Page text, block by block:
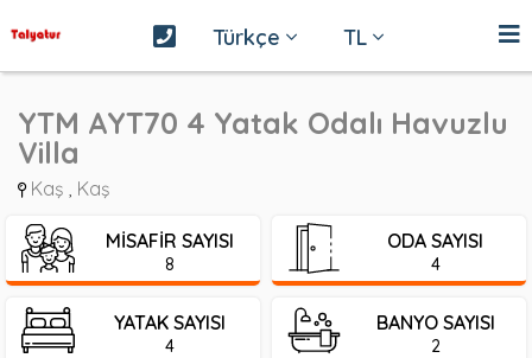
Türkçe TL
YTM AYT70 4 Yatak Odalı Havuzlu
Villa
Kaş Kaş
MISAFIR SAYISI
8
ODA SAYISI
4
YATAK SAYISI
4
BANYO SAYISI
2